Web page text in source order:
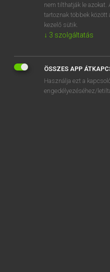
spring-cleaning
MICROSOFT
nem tilthatják le
tartoznak többek között
kezelő sütik.
↓ 3 szolgáltatás
ÖSSZES APP
Használja ezt a
engedélyezéséhez/